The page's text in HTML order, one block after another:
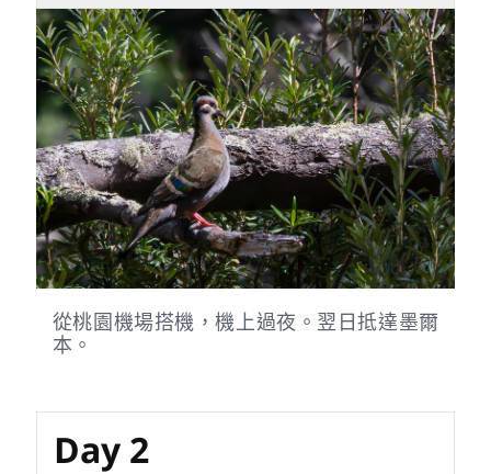
從桃園機場搭機，機上過夜。翌日抵達墨爾
本。
Day 2